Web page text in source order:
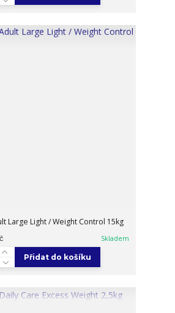
Large Light / Weight Control 15kg
Skladem
Přidat do košíku